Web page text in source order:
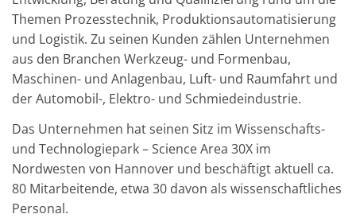
Themen Prozesstechnik, Produktionsautomatisierung
und Logistik. Zu seinen Kunden zählen Unternehmen
aus den Branchen Werkzeug- und Formenbau,
Maschinen- und Anlagenbau, Luft- und Raumfahrt und
der Automobil-, Elektro- und Schmiedeindustrie.
Das Unternehmen hat seinen Sitz im Wissenschafts-
und Technologiepark – Science Area 30X im
Nordwesten von Hannover und beschäftigt aktuell ca.
80 Mitarbeitende, etwa 30 davon als wissenschaftliches
Personal.